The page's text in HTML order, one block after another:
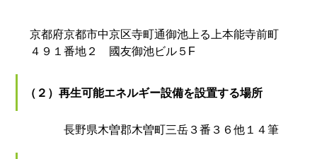
京都府京都市中京区寺町通御池上る上本能寺前町
４９１番地２ 國友御池ビル５F
（２）再生可能エネルギー設備を設置する場所
長野県木曽郡木曽町三岳３番３６他１４筆